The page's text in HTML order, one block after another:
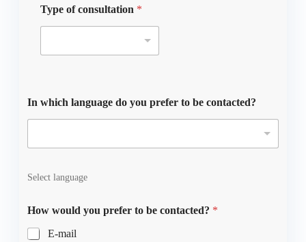
Type of consultation *
In which language do you prefer to be contacted?
Select language
How would you prefer to be contacted? *
E-mail